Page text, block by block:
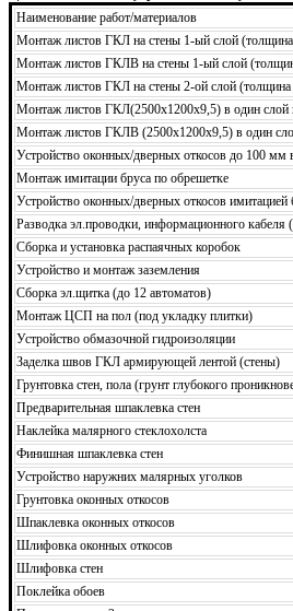
Наименование работ/материалов
Монтаж листов ГКЛ на стены 1-ый слой
Монтаж листов ГКЛВ на стены 1-ый слой
Монтаж листов ГКЛ на стены 2-ой слой
Монтаж листов ГКЛ(2500х1200х9,5) в один слой
Монтаж листов ГКЛВ (2500х1200х9,5) в один
Устройство оконных/дверных откосов до 100 мм
Монтаж имитации бруса по обрешетке
Устройство оконных/дверных откосов имитацией
Разводка эл.проводки, информационного кабеля
Сборка и установка распаячных коробок
Устройство и монтаж заземления
Сборка эл.щитка (до 12 автоматов)
Монтаж ЦСП на пол (под укладку плитки)
Устройство обмазочной гидроизоляции
Заделка швов ГКЛ армирующей лентой (стены)
Грунтовка стен, пола (грунт глубокого
Предварительная шпаклевка стен
Наклейка малярного стеклохолста
Финишная шпаклевка стен
Устройство наружних малярных уголков
Грунтовка оконных откосов
Шпаклевка оконных откосов
Шлифовка оконных откосов
Шлифовка стен
Поклейка обоев